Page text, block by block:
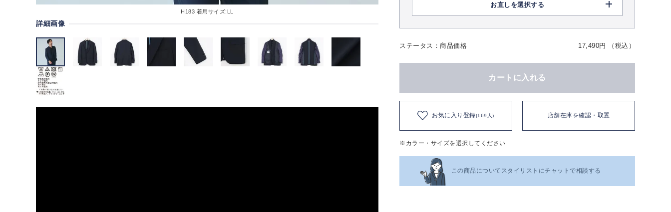
H183 着用サイズ:LL
詳細画像
お直しを選択する
ステータス：商品価格 17,490円 （税込）
カートに入れる
お気に入り登録(169人) 店舗在庫を確認・取置
※カラー・サイズを選択してください
この商品についてスタイリストにチャットで相談する